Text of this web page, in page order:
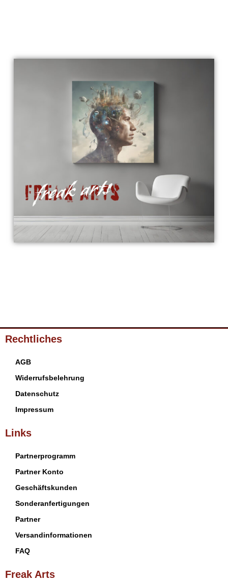
Rechtliches
AGB
Widerrufsbelehrung
Datenschutz
Impressum
Links
Partnerprogramm
Partner Konto
Geschäftskunden
Sonderanfertigungen
Partner
Versandinformationen
FAQ
Freak Arts